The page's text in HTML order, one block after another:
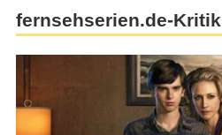
fernsehserien.de-Kritik